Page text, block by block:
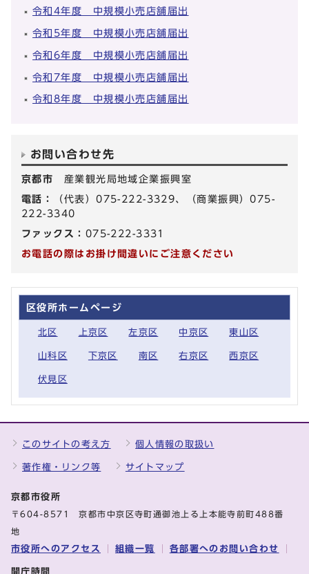
令和4年度 中規模小売店舗届出
令和5年度 中規模小売店舗届出
令和6年度 中規模小売店舗届出
令和7年度 中規模小売店舗届出
令和8年度 中規模小売店舗届出
お問い合わせ先
京都市 産業観光局地域企業振興室
電話：
（代表）075-222-3329、（商業振興）075-
222-3340
ファックス： 075-222-3331
お電話の際はお掛け間違いにご注意ください
区役所ホームページ
北区 上京区 左京区 中京区 東山区
山科区 下京区 南区 右京区 西京区
伏見区
このサイトの考え方 個人情報の取扱い
著作権・リンク等 サイトマップ
京都市役所
〒604-8571 京都市中京区寺町通御池上る上本能寺前町488番
地
市役所へのアクセス 組織一覧 各部署へのお問い合わせ
開庁時間